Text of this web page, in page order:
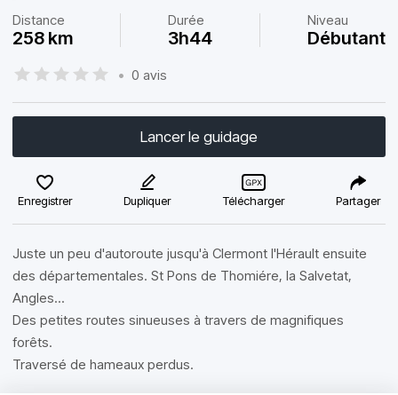
Distance
258 km
Durée
3h44
Niveau
Débutant
• 0 avis
Lancer le guidage
Enregistrer Dupliquer Télécharger Partager
Juste un peu d'autoroute jusqu'à Clermont l'Hérault ensuite
des départementales. St Pons de Thomiére, la Salvetat,
Angles...
Des petites routes sinueuses à travers de magnifiques
forêts.
Traversé de hameaux perdus.